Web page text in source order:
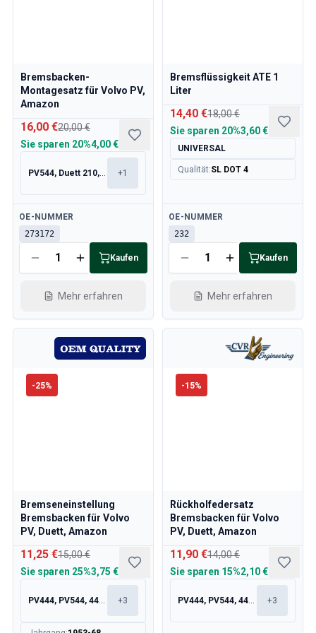
Heizung & Klima
Zubehör & Sonstiges
Karosserie
Innenausstattung
Aktion
Bremsbacken-
Montagesatz für Volvo PV,
Amazon
16,00 €20,00 €
Sie sparen 20%4,00 €
PV544, Duett 210, 120, 130 +1
Verfügbar
OE-NUMMER
273172
Kaufen
Mehr erfahren
Bremsflüssigkeit ATE 1
Liter
14,40 €18,00 €
Sie sparen 20%3,60 €
UNIVERSAL
Qualität:SL DOT 4
Verfügbar
OE-NUMMER
232
Kaufen
Mehr erfahren
-25%
Bremseneinstellung
Bremsbacken für Volvo
PV, Duett, Amazon
11,25 €15,00 €
Sie sparen 25%3,75 €
PV444, PV544, 445, 210 +3
-15%
Rückholfedersatz
Bremsbacken für Volvo
PV, Duett, Amazon
11,90 €14,00 €
Sie sparen 15%2,10 €
PV444, PV544, 445, 210 +3